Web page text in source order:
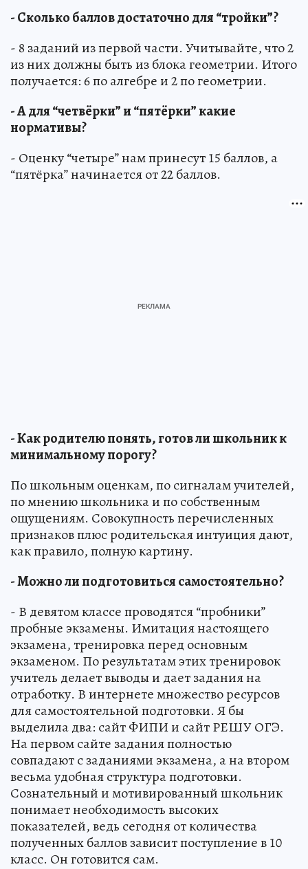
- Сколько баллов достаточно для “тройки”?
- 8 заданий из первой части. Учитывайте, что 2
из них должны быть из блока геометрии. Итого
получается: 6 по алгебре и 2 по геометрии.
- А для “четвёрки” и “пятёрки” какие
нормативы?
- Оценку “четыре” нам принесут 15 баллов, а
“пятёрка” начинается от 22 баллов.
- Как родителю понять, готов ли школьник к
минимальному порогу?
По школьным оценкам, по сигналам учителей,
по мнению школьника и по собственным
ощущениям. Совокупность перечисленных
признаков плюс родительская интуиция дают,
как правило, полную картину.
- Можно ли подготовиться самостоятельно?
- В девятом классе проводятся “пробники”
пробные экзамены. Имитация настоящего
экзамена, тренировка перед основным
экзаменом. По результатам этих тренировок
учитель делает выводы и дает задания на
отработку. В интернете множество ресурсов
для самостоятельной подготовки. Я бы
выделила два: сайт ФИПИ и сайт РЕШУ ОГЭ.
На первом сайте задания полностью
совпадают с заданиями экзамена, а на втором
весьма удобная структура подготовки.
Сознательный и мотивированный школьник
понимает необходимость высоких
показателей, ведь сегодня от количества
полученных баллов зависит поступление в 10
класс. Он готовится сам.